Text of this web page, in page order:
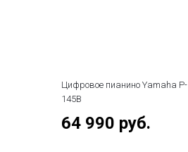
Цифровое пианино Yamaha P-
145B
64 990 руб.